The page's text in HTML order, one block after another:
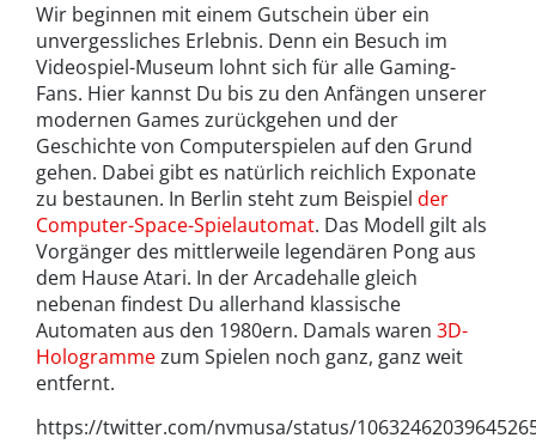
Wir beginnen mit einem Gutschein über ein
unvergessliches Erlebnis. Denn ein Besuch im
Videospiel-Museum lohnt sich für alle Gaming-
Fans. Hier kannst Du bis zu den Anfängen unserer
modernen Games zurückgehen und der
Geschichte von Computerspielen auf den Grund
gehen. Dabei gibt es natürlich reichlich Exponate
zu bestaunen. In Berlin steht zum Beispiel der
Computer-Space-Spielautomat. Das Modell gilt als
Vorgänger des mittlerweile legendären Pong aus
dem Hause Atari. In der Arcadehalle gleich
nebenan findest Du allerhand klassische
Automaten aus den 1980ern. Damals waren 3D-
Hologrammezum Spielen noch ganz, ganz weit
entfernt.
https://twitter.com/nvmusa/status/